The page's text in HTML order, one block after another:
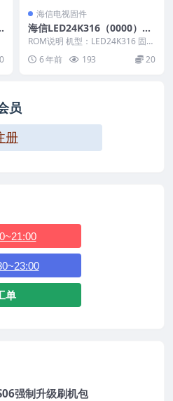
海信电视固件
海信LED24K316（0000）B
OM1_C004_20131201官方
原厂USB刷机电视固件包
ROM说明 机型：LED24K316 固件
版本：（0000） BOM：1 海信L...
6 年前 193 20
员
册
单
强制升级刷机包